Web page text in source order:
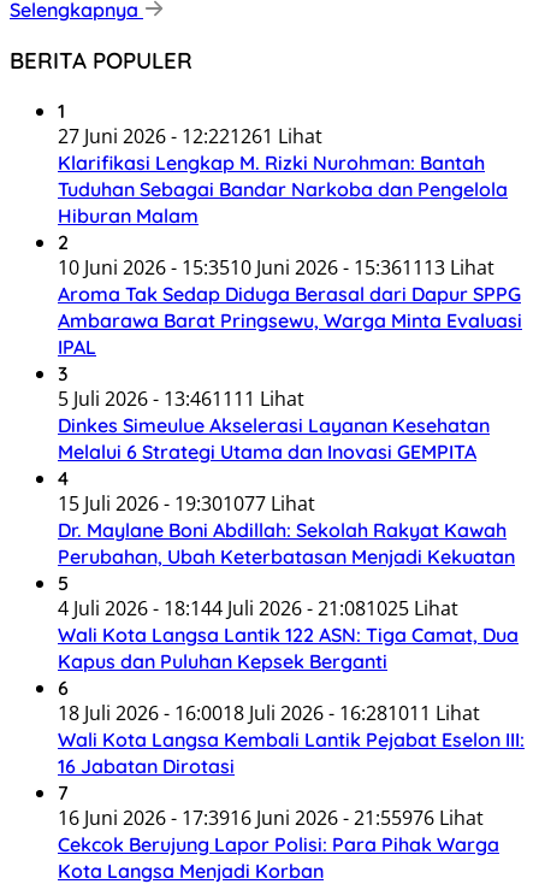
Selengkapnya
BERITA POPULER
1
27 Juni 2026 - 12:221261 Lihat
Klarifikasi Lengkap M. Rizki Nurohman: Bantah
Tuduhan Sebagai Bandar Narkoba dan Pengelola
Hiburan Malam
2
10 Juni 2026 - 15:3510 Juni 2026 - 15:361113 Lihat
Aroma Tak Sedap Diduga Berasal dari Dapur SPPG
Ambarawa Barat Pringsewu, Warga Minta Evaluasi
IPAL
3
5 Juli 2026 - 13:461111 Lihat
Dinkes Simeulue Akselerasi Layanan Kesehatan
Melalui 6 Strategi Utama dan Inovasi GEMPITA
4
15 Juli 2026 - 19:301077 Lihat
Dr. Maylane Boni Abdillah: Sekolah Rakyat Kawah
Perubahan, Ubah Keterbatasan Menjadi Kekuatan
5
4 Juli 2026 - 18:144 Juli 2026 - 21:081025 Lihat
Wali Kota Langsa Lantik 122 ASN: Tiga Camat, Dua
Kapus dan Puluhan Kepsek Berganti
6
18 Juli 2026 - 16:0018 Juli 2026 - 16:281011 Lihat
Wali Kota Langsa Kembali Lantik Pejabat Eselon III:
16 Jabatan Dirotasi
7
16 Juni 2026 - 17:3916 Juni 2026 - 21:55976 Lihat
Cekcok Berujung Lapor Polisi: Para Pihak Warga
Kota Langsa Menjadi Korban